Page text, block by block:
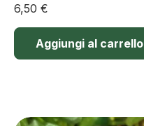
6,50 €
Aggiungi al carrello